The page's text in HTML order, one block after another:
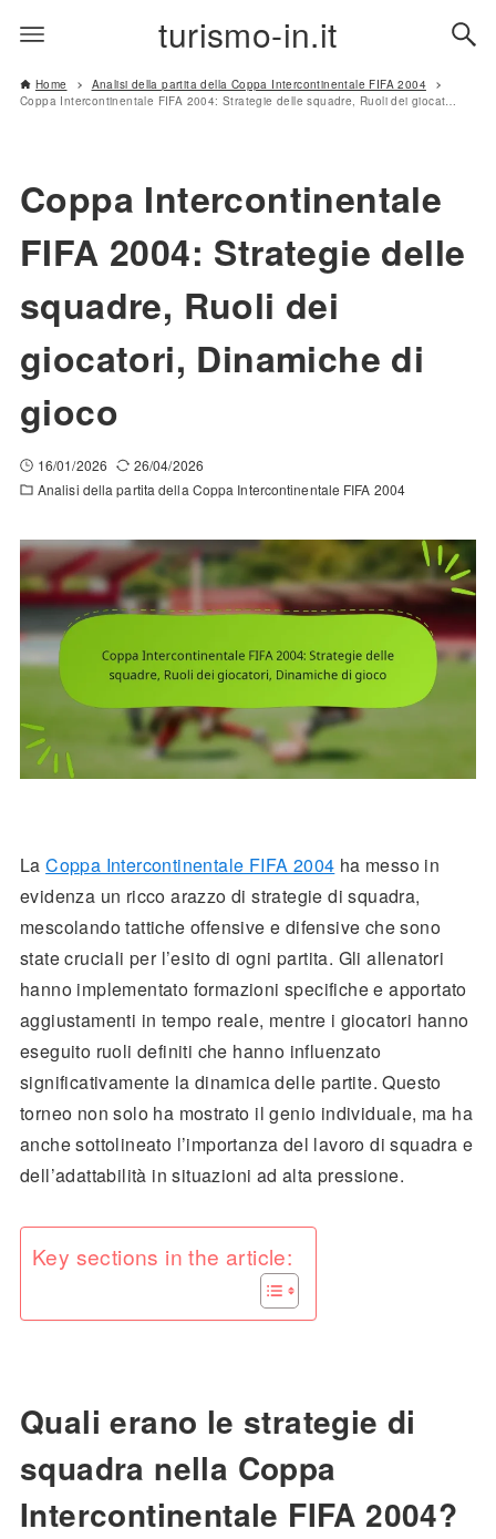
turismo-in.it
Home
Analisi della partita della Coppa Intercontinentale FIFA 2004
Coppa Intercontinentale FIFA 2004: Strategie delle squadre, Ruoli dei giocatori, Dinamiche di gioco
Coppa Intercontinentale
FIFA 2004: Strategie delle
squadre, Ruoli dei
giocatori, Dinamiche di
gioco
16/01/2026
26/04/2026
Analisi della partita della Coppa Intercontinentale FIFA 2004
LaCoppa Intercontinentale FIFA 2004 ha messo in
evidenza un ricco arazzo di strategie di squadra,
mescolando tattiche offensive e difensive che sono
state cruciali per l’esito di ogni partita. Gli allenatori
hanno implementato formazioni specifiche e apportato
aggiustamenti in tempo reale, mentre i giocatori hanno
eseguito ruoli definiti che hanno influenzato
significativamente la dinamica delle partite. Questo
torneo non solo ha mostrato il genio individuale, ma ha
anche sottolineato l’importanza del lavoro di squadra e
dell’adattabilità in situazioni ad alta pressione.
Key sections in the article:
Quali erano le strategie di
squadra nella Coppa
Intercontinentale FIFA 2004?